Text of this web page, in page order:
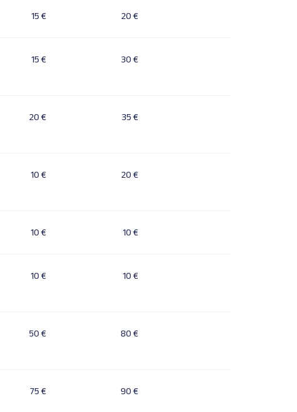
15 € 20 €
15 € 30 €
20 € 35 €
10 € 20 €
10 € 10 €
10 € 10 €
50 € 80 €
75 € 90 €